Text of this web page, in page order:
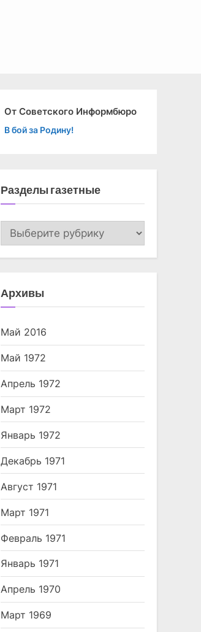
От Советского Информбюро
В бой за Родину!
Разделы газетные
Разделы
газетные
Архивы
Май 2016
Май 1972
Апрель 1972
Март 1972
Январь 1972
Декабрь 1971
Август 1971
Март 1971
Февраль 1971
Январь 1971
Апрель 1970
Март 1969